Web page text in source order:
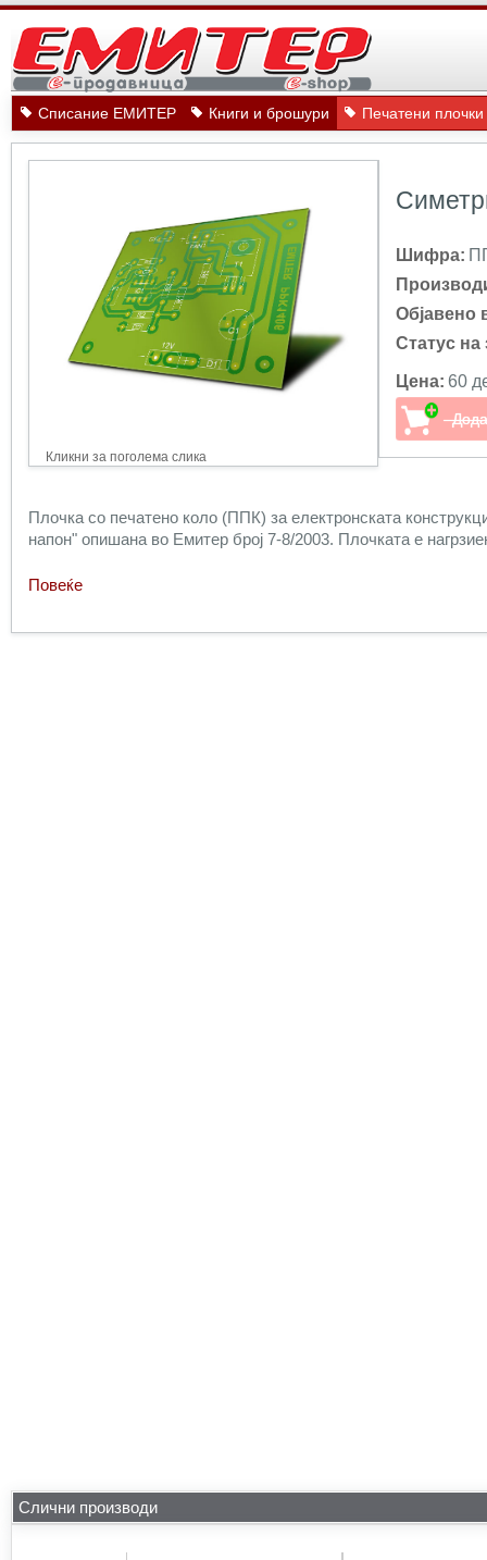
Списание ЕМИТЕР Книги и брошури Печатени
Кликни за поголема слика
Шифра:
Објавено
Статус на
Цена: 60
Плочка со печатено коло (ППК) за електронската
напон" опишана во Емитер број 7-8/2003. Плочката е
Повеќе
Слични производи